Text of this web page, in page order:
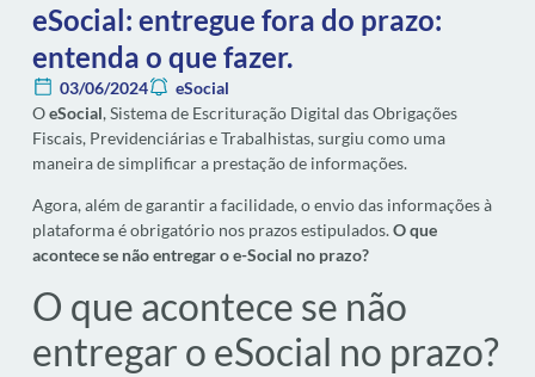
eSocial: entregue fora do prazo:
entenda o que fazer.
03/06/2024
eSocial
OeSocial, Sistema de Escrituração Digital das Obrigações
Fiscais, Previdenciárias e Trabalhistas, surgiu como uma
maneira de simplificar a prestação de informações.
Agora, além de garantir a facilidade, o envio das informações à
plataforma é obrigatório nos prazos estipulados.O que
acontece se não entregar o e-Social no prazo?
O que acontece se não
entregar o eSocial no prazo?